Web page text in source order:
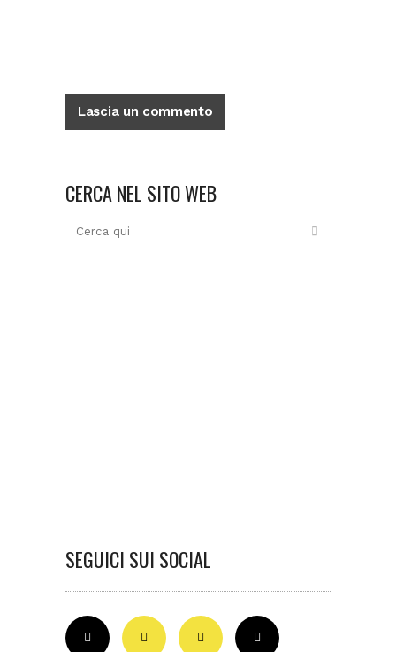
CERCA NEL SITO WEB
SEGUICI SUI SOCIAL